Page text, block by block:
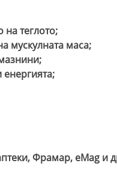
теглото;
мускулната маса;
Фрамар, eMag и